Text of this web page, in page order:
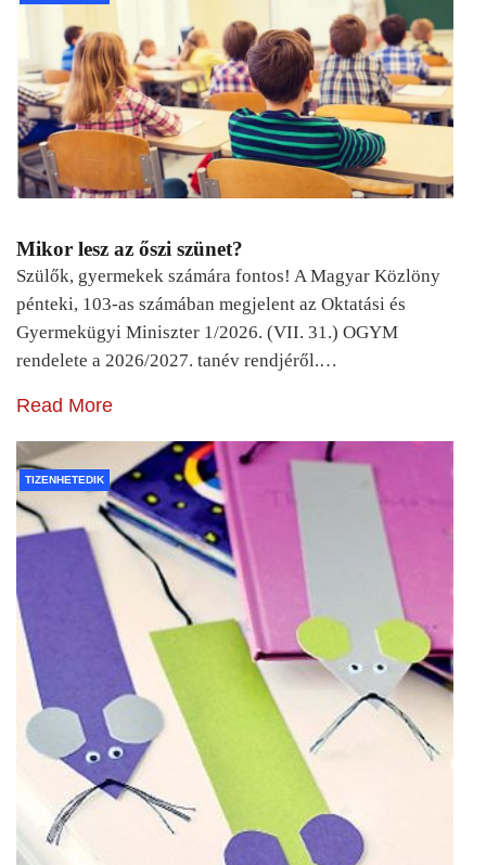
Mikor lesz az őszi szünet?
Szülők, gyermekek számára fontos! A Magyar Közlöny
pénteki, 103-as számában megjelent az Oktatási és
Gyermekügyi Miniszter 1/2026. (VII. 31.) OGYM
rendelete a 2026/2027. tanév rendjéről.…
Read More
TIZENHETEDIK